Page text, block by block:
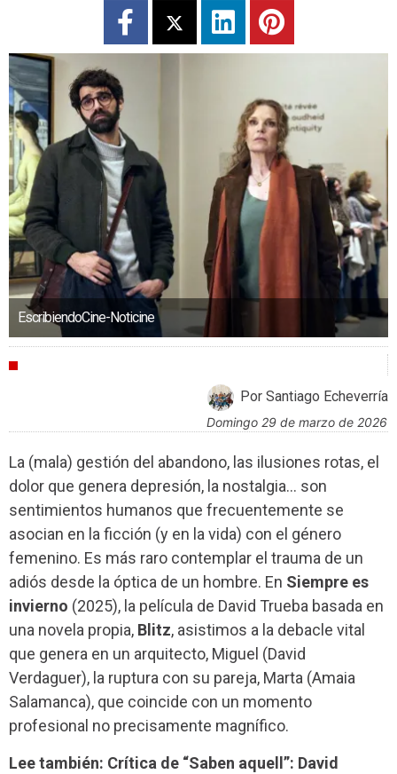
EscribiendoCine-Noticine
Por Santiago Echeverría
domingo 29 de marzo de 2026
La (mala) gestión del abandono, las ilusiones rotas, el
dolor que genera depresión, la nostalgia... son
sentimientos humanos que frecuentemente se
asocian en la ficción (y en la vida) con el género
femenino. Es más raro contemplar el trauma de un
adiós desde la óptica de un hombre. En Siempre es
invierno (2025), la película de David Trueba basada en
una novela propia, Blitz, asistimos a la debacle vital
que genera en un arquitecto, Miguel (David
Verdaguer), la ruptura con su pareja, Marta (Amaia
Salamanca), que coincide con un momento
profesional no precisamente magnífico.
Lee también: Crítica de “Saben aquell”: David